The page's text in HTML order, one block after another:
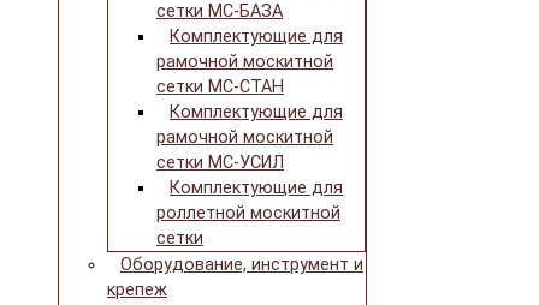
сетки МС-БАЗА
Комплектующие для
рамочной москитной
сетки МС-СТАН
Комплектующие для
рамочной москитной
сетки МС-УСИЛ
Комплектующие для
роллетной москитной
сетки
Оборудование, инструмент и
крепеж